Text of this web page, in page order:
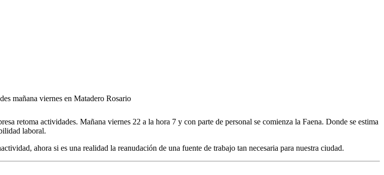
mañana viernes en Matadero Rosario
retoma actividades. Mañana viernes 22 a la hora 7 y con parte de personal se comienza la Faena. Donde se estima
laboral.
ahora si es una realidad la reanudación de una fuente de trabajo tan necesaria para nuestra ciudad.